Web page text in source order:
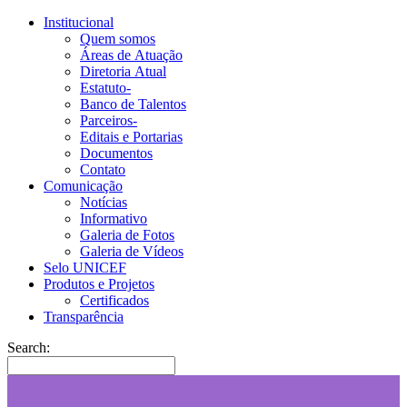
Institucional
Quem somos
Áreas de Atuação
Diretoria Atual
Estatuto-
Banco de Talentos
Parceiros-
Editais e Portarias
Documentos
Contato
Comunicação
Notícias
Informativo
Galeria de Fotos
Galeria de Vídeos
Selo UNICEF
Produtos e Projetos
Certificados
Transparência
Search: